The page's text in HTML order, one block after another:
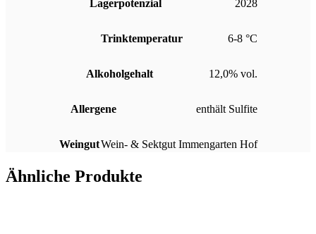
Lagerpotenzial 2028
Trinktemperatur 6-8 °C
Alkoholgehalt 12,0% vol.
Allergene enthält Sulfite
WeingutWein- & Sektgut Immengarten Hof
Ähnliche Produkte